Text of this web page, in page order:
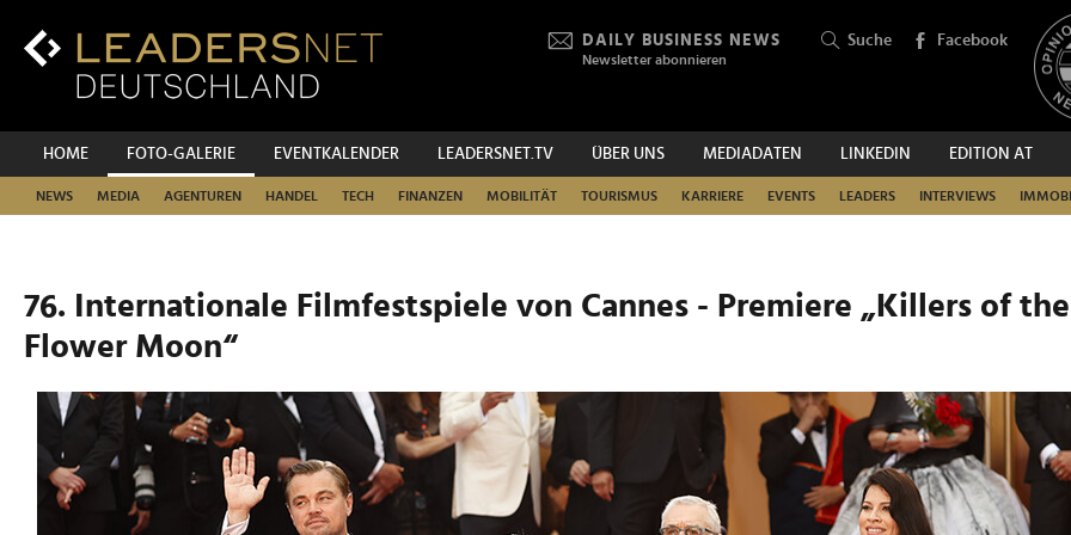
Inhalt
Hauptnavigation
DAILY BUSINESS NEWS
Newsletter abonnieren
Suche Facebook
HOME FOTO-GALERIE EVENTKALENDER LEADERSNET.TV ÜBER UNS MEDIADATEN LINKEDIN EDITION AT
NEWS MEDIA AGENTUREN HANDEL TECH FINANZEN MOBILITÄT TOURISMUS KARRIERE EVENTS LEADERS INTERVIEWS
SUCHEN
76. Internationale Filmfestspiele von Cannes - Premiere „Killers of the
Flower Moon“